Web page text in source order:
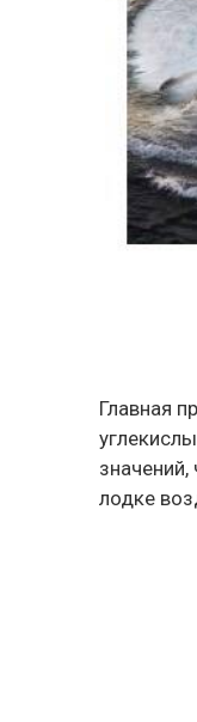
Главная
лодке